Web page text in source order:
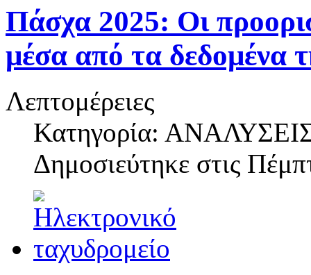
Πάσχα 2025: Οι
μέσα από τα δεδομένα
Λεπτομέρειες
Κατηγορία:
Δημοσιεύτηκε στις